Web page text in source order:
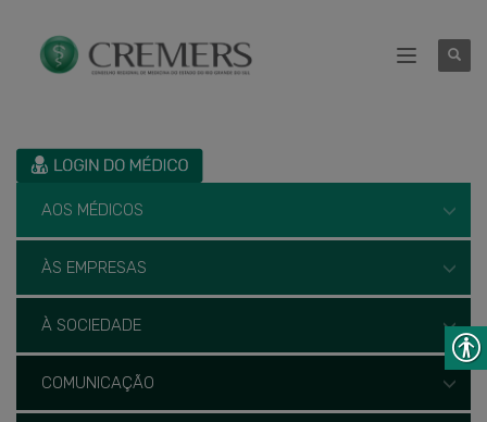
AOS MÉDICOS
ÀS EMPRESAS
À SOCIEDADE
COMUNICAÇÃO